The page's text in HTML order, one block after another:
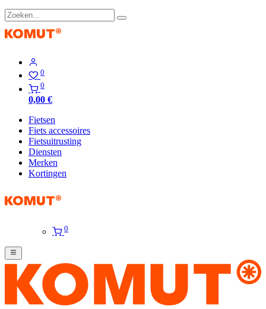
0
0
0,00 €
Fietsen
Fiets accessoires
Fietsuitrusting
Diensten
Merken
Kortingen
0